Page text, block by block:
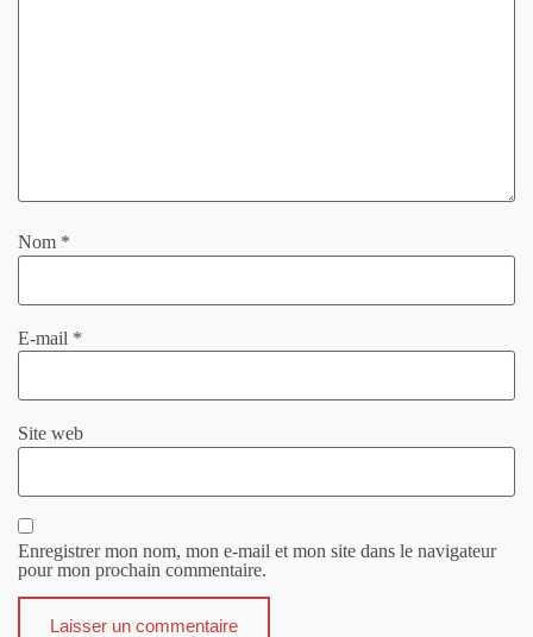
Nom *
E-mail *
Site web
Enregistrer mon nom, mon e-mail et mon site dans le navigateur
pour mon prochain commentaire.